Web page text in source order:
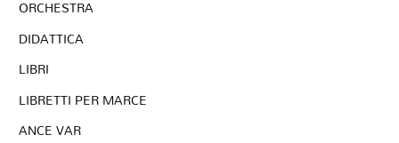
ORCHESTRA
DIDATTICA
LIBRI
LIBRETTI PER MARCE
ANCE VAR